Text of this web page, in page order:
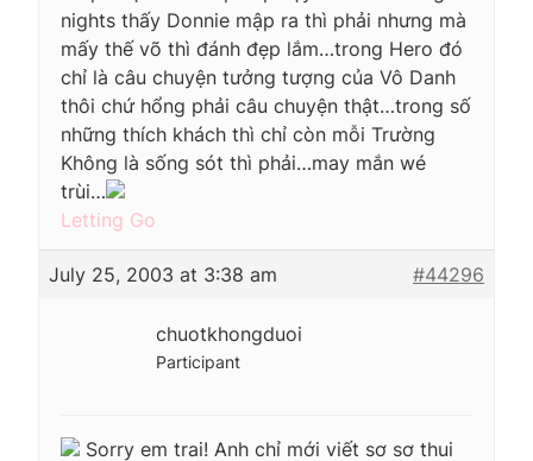
nights thấy Donnie mập ra thì phải nhưng mà
mấy thế võ thì đánh đẹp lắm…trong Hero đó
chỉ là câu chuyện tưởng tượng của Vô Danh
thôi chứ hổng phải câu chuyện thật…trong số
những thích khách thì chỉ còn mỗi Trường
Không là sống sót thì phải…may mắn wé
trùi…
Letting Go
July 25, 2003 at 3:38 am #44296
chuotkhongduoi
Participant
Sorry em trai! Anh chỉ mới viết sơ sơ thui